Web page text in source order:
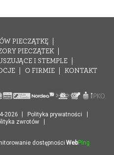
PIECZĄTKĘ
PIECZĄTEK
I STEMPLE
O FIRMIE KONTAKT
2026
Polityka prywatności
zwrotów
dostępności WebPing